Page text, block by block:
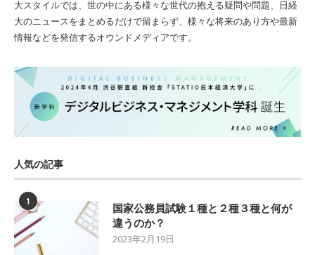
大スタイルでは、世の中にある様々な世代の抱える疑問や問題、日経
大のニュースをまとめるだけで留まらず、様々な将来のあり方や最新
情報などを発信するオウンドメディアです。
人気の記事
1
国家公務員試験１種と２種３種と何が
違うのか？
2023年2月19日